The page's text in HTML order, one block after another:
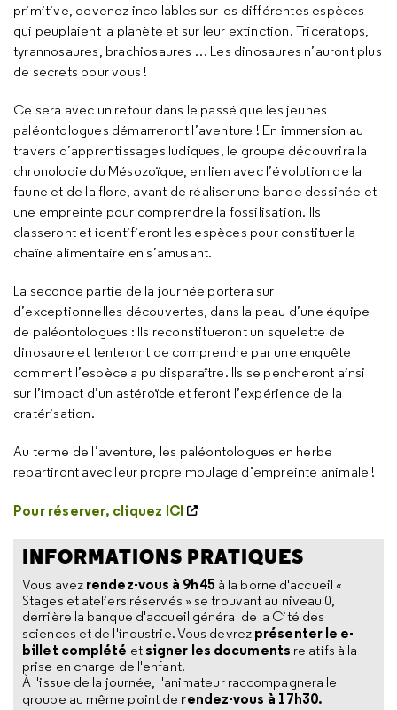
primitive, devenez incollables sur les différentes espèces
qui peuplaient la planète et sur leur extinction. Tricératops,
tyrannosaures, brachiosaures … Les dinosaures n’auront plus
de secrets pour vous !
Ce sera avec un retour dans le passé que les jeunes
paléontologues démarreront l’aventure ! En immersion au
travers d’apprentissages ludiques, le groupe découvrira la
chronologie du Mésozoïque, en lien avec l’évolution de la
faune et de la flore, avant de réaliser une bande dessinée et
une empreinte pour comprendre la fossilisation. Ils
classeront et identifieront les espèces pour constituer la
chaîne alimentaire en s’amusant.
La seconde partie de la journée portera sur
d’exceptionnelles découvertes, dans la peau d’une équipe
de paléontologues : Ils reconstitueront un squelette de
dinosaure et tenteront de comprendre par une enquête
comment l’espèce a pu disparaître. Ils se pencheront ainsi
sur l’impact d’un astéroïde et feront l’expérience de la
cratérisation.
Au terme de l’aventure, les paléontologues en herbe
repartiront avec leur propre moulage d’empreinte animale !
Pour réserver, cliquez ICI
INFORMATIONS PRATIQUES
Vous avez rendez-vous à 9h45 à la borne d'accueil «
Stages et ateliers réservés » se trouvant au niveau 0,
derrière la banque d'accueil général de la Cité des
sciences et de l'industrie. Vous devrez présenter le e-
billet complété et signer les documents relatifs à la
prise en charge de l'enfant.
À l'issue de la journée, l'animateur raccompagnera le
groupe au même point de rendez-vous à 17h30.